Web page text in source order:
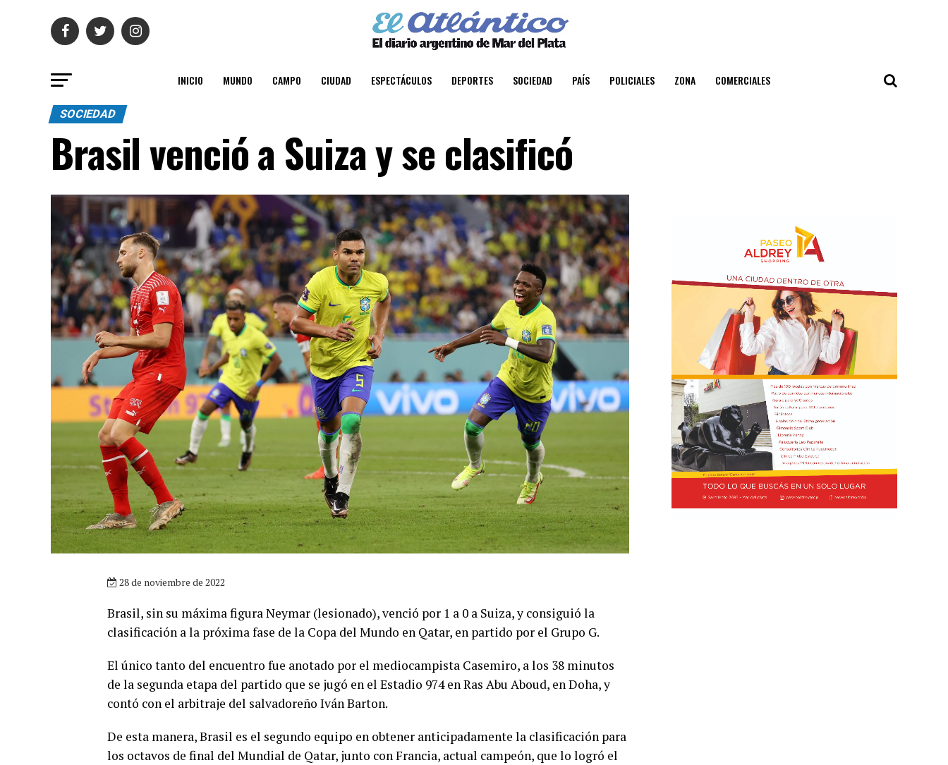
INICIO MUNDO CAMPO CIUDAD ESPECTÁCULOS DEPORTES SOCIEDAD PAÍS POLICIALES ZONA COMERCIALES
SOCIEDAD
Brasil venció a Suiza y se clasificó
28 de noviembre de 2022
Brasil, sin su máxima figura Neymar (lesionado), venció por 1 a 0 a Suiza, y consiguió la
clasificación a la próxima fase de la Copa del Mundo en Qatar, en partido por el Grupo G.
El único tanto del encuentro fue anotado por el mediocampista Casemiro, a los 38 minutos
de la segunda etapa del partido que se jugó en el Estadio 974 en Ras Abu Aboud, en Doha, y
contó con el arbitraje del salvadoreño Iván Barton.
De esta manera, Brasil es el segundo equipo en obtener anticipadamente la clasificación para
los octavos de final del Mundial de Qatar, junto con Francia, actual campeón, que lo logró el